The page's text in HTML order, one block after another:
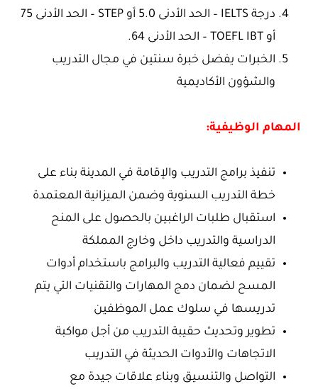
درجة IELTS – الحد الأدنى 5.0 أو STEP – الحد الأدنى 75
أو TOEFL IBT – الحد الأدنى 64.
الخبرات يفضل خبرة سنتين في مجال التدريب
والشؤون الأكاديمية
المهام الوظيفية:
تنفيذ برامج التدريب والإقامة في المدينة بناء على
خطة التدريب السنوية وضمن الميزانية المعتمدة
استقبال طلبات الراغبين بالحصول على المنح
الدراسية والتدريب داخل وخارج المملكة
تقييم فعالية التدريب والبرامج باستخدام أدوات
المسح لضمان دمج المهارات والتقنيات التي يتم
تدريسها في سلوك عمل الموظفين
تطوير وتحديث حقيبة التدريب من أجل مواكبة
الاتجاهات والأدوات الحديثة في التدريب
التواصل والتنسيق وبناء علاقات جيدة مع